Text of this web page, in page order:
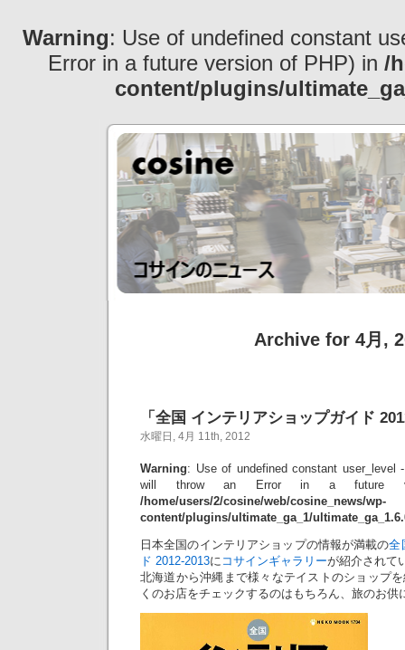
Warning: Use of undefined constant
Error in a future version of PHP) in /
content/plugins/
Archive for 4月,
「全国 インテリアショップガイド
水曜日, 4月 11th, 2012
Warning: Use of undefined constant user_level
will throw an Error in a future
/home/users/2/cosine/web/cosine_news/wp-
content/plugins/ultimate_ga_1/
日本全国のインテリアショップの情報が満載の全
ド 2012-2013に コサインギャラリーが紹介されて
北海道から沖縄まで様々なテイストのショップ
くのお店をチェックするのはもちろん、旅のお供